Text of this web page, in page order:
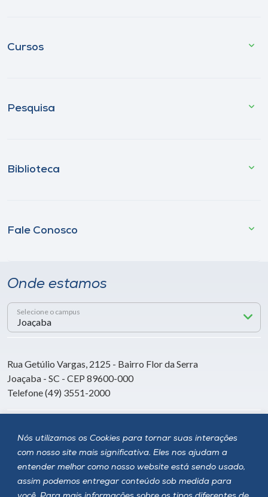
Nós utilizamos os Cookies para tornar suas interações
com nosso site mais significativa. Eles nos ajudam a
entender melhor como nosso website está sendo usado,
assim podemos entregar conteúdo sob medida para
Cursos
Pesquisa
Biblioteca
Fale Conosco
Onde estamos
Selecione o campus
Rua Getúlio Vargas, 2125 - Bairro Flor da Serra
Joaçaba - SC - CEP 89600-000
Telefone (49) 3551-2000
Siga a Unoesc